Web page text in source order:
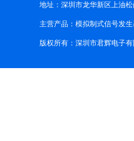
地址：深圳市龙华新区上油松
主营产品：模拟制式信号发
版权所有：深圳市君辉电子